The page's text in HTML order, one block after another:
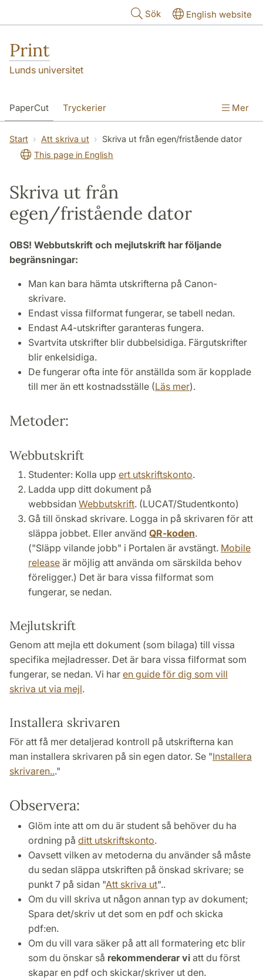
Sök English website
Print
Lunds universitet
PaperCut Tryckerier Mer
Start Att skriva ut
Skriva ut från egen/fristående dator
This page in English
Skriva ut från
egen/fristående dator
OBS! Webbutskrift och mejlutskrift har följande
begränsningar:
Man kan bara hämta utskrifterna på Canon-
skrivare.
Endast vissa filformat fungerar, se tabell nedan.
Endast A4-utskrifter garanteras fungera.
Svartvita utskrifter blir dubbelsidiga. Färgutskrifter
blir enkelsidiga.
De fungerar ofta inte för anställda som är kopplade
till mer än ett kostnadsställe (Läs mer).
Metoder:
Webbutskrift
Studenter: Kolla upp ert utskriftskonto.
Ladda upp ditt dokument på
webbsidan Webbutskrift. (LUCAT/Studentkonto)
Gå till önskad skrivare. Logga in på skrivaren för att
släppa jobbet. Eller använd QR-koden.
("Släpp vilande jobb" i Portalen är avstängt. Mobile
release är möjlig att använda om särskilda behov
föreligger.) Det är bara vissa filformat som
fungerar, se nedan.
Mejlutskrift
Genom att mejla ett dokument (som bilaga) till vissa
specifika mejladresser. Det är bara vissa filformat som
fungerar, se nedan. Vi har en guide för dig som vill
skriva ut via mejl.
Installera skrivaren
För att få mer detaljerad kontroll på utskrifterna kan
man installera skrivaren på sin egen dator. Se "Installera
skrivaren..."
Observera:
Glöm inte att om du är student så behöver du ha
ordning på ditt utskriftskonto.
Oavsett vilken av metoderna du använder så måste
du sedan släppa utskriften på önskad skrivare; se
punkt 7 på sidan "Att skriva ut"..
Om du vill skriva ut någon annan typ av dokument;
Spara det/skriv ut det som en pdf och skicka
pdf:en.
Om du vill vara säker på att all formatering etc blir
som du önskar så rekommenderar vi att du först
skapar en pdf och skickar/skriver ut den.